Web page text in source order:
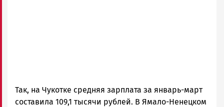
Так, на Чукотке средняя зарплата за январь-март
составила 109,1 тысячи рублей. В Ямало-Ненецком